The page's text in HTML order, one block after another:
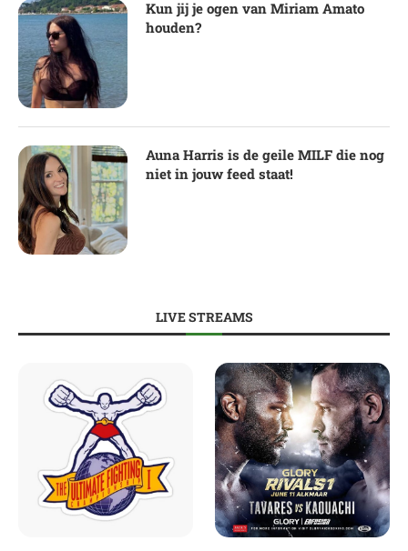
Kun jij je ogen van Miriam Amato
houden?
Auna Harris is de geile MILF die nog
niet in jouw feed staat!
LIVE STREAMS